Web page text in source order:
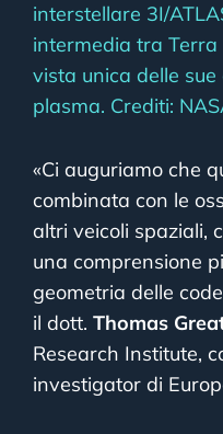
interstellare 3I/
intermedia tra
vista unica delle
plasma. Crediti:
«Ci auguriamo che
combinata con le
altri veicoli spaziali,
una comprensione
geometria delle
il dott. Thomas
Research Institute,
investigator di